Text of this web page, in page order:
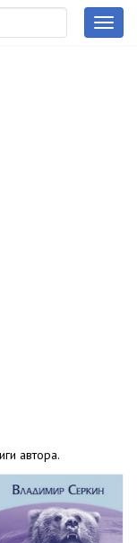
автора.